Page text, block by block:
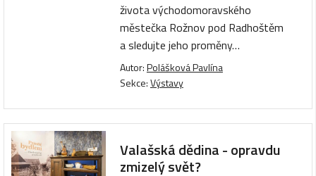
života východomoravského
městečka Rožnov pod Radhoštěm
a sledujte jeho proměny…
Autor:Polášková Pavlína
Sekce:Výstavy
Valašská dědina - opravdu
zmizelý svět?